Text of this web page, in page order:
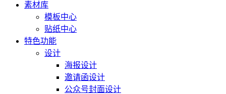
素材库
模板中心
贴纸中心
特色功能
设计
海报设计
邀请函设计
公众号封面设计